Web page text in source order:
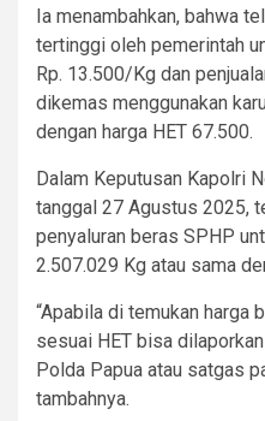
Ia menambahkan, bahwa
tertinggi oleh pemerintah
Rp. 13.500/Kg dan
dikemas menggunakan
dengan harga HET 67.500.
Dalam Keputusan Kapolri
tanggal 27 Agustus 2025,
penyaluran beras SPHP
2.507.029 Kg atau sama
“Apabila di temukan harga
sesuai HET bisa
Polda Papua atau satgas
tambahnya.